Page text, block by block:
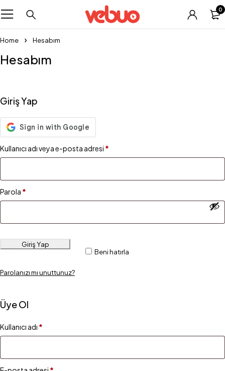
0
Home Hesabım
Hesabım
Giriş Yap
Kullanıcı adı veya e-posta adresi *
Parola *
Beni hatırla
Giriş Yap
Parolanızı mı unuttunuz?
Üye Ol
Kullanıcı adı *